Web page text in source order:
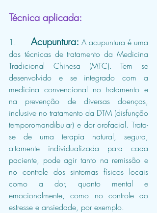
Técnica aplicada:
1. Acupuntura: A acupuntura é uma
das técnicas de tratamento da Medicina
Tradicional Chinesa (MTC). Tem se
desenvolvido e se integrado com a
medicina convencional no tratamento e
na prevenção de diversas doenças,
inclusive no tratamento da DTM (disfunção
temporomandibular) e dor orofacial. Trata-
se de uma terapia natural, segura,
altamente individualizada para cada
paciente, pode agir tanto na remissão e
no controle dos sintomas físicos locais
como a dor, quanto mental e
emocionalmente, como no controle do
estresse e ansiedade, por exemplo.